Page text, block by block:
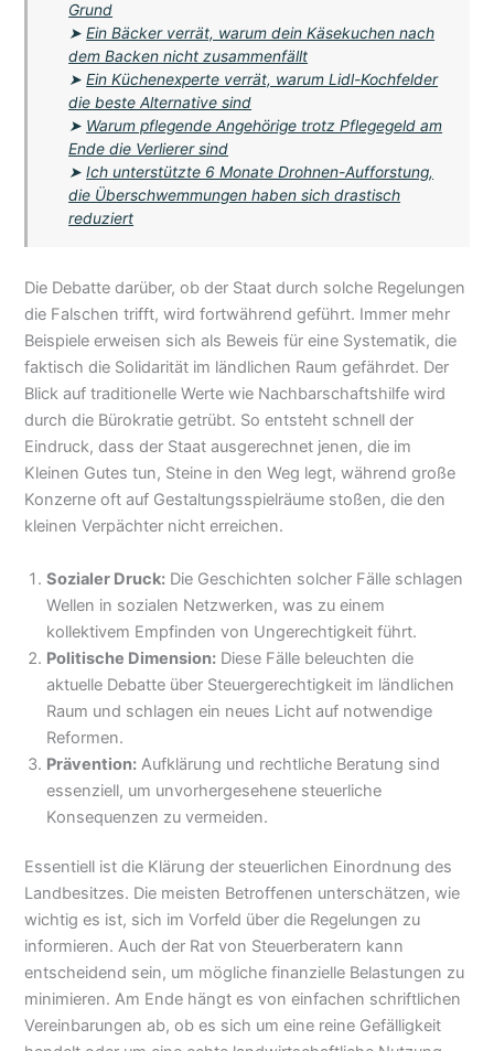
Grund
➤Ein Bäcker verrät, warum dein Käsekuchen nach
dem Backen nicht zusammenfällt
➤Ein Küchenexperte verrät, warum Lidl-Kochfelder
die beste Alternative sind
➤ Warum pflegende Angehörige trotz Pflegegeld am
Ende die Verlierer sind
➤Ich unterstützte 6 Monate Drohnen-Aufforstung,
die Überschwemmungen haben sich drastisch
reduziert
Die Debatte darüber, ob der Staat durch solche Regelungen
die Falschen trifft, wird fortwährend geführt. Immer mehr
Beispiele erweisen sich als Beweis für eine Systematik, die
faktisch die Solidarität im ländlichen Raum gefährdet. Der
Blick auf traditionelle Werte wie Nachbarschaftshilfe wird
durch die Bürokratie getrübt. So entsteht schnell der
Eindruck, dass der Staat ausgerechnet jenen, die im
Kleinen Gutes tun, Steine in den Weg legt, während große
Konzerne oft auf Gestaltungsspielräume stoßen, die den
kleinen Verpächter nicht erreichen.
Sozialer Druck: Die Geschichten solcher Fälle schlagen
Wellen in sozialen Netzwerken, was zu einem
kollektivem Empfinden von Ungerechtigkeit führt.
Politische Dimension: Diese Fälle beleuchten die
aktuelle Debatte über Steuergerechtigkeit im ländlichen
Raum und schlagen ein neues Licht auf notwendige
Reformen.
Prävention: Aufklärung und rechtliche Beratung sind
essenziell, um unvorhergesehene steuerliche
Konsequenzen zu vermeiden.
Essentiell ist die Klärung der steuerlichen Einordnung des
Landbesitzes. Die meisten Betroffenen unterschätzen, wie
wichtig es ist, sich im Vorfeld über die Regelungen zu
informieren. Auch der Rat von Steuerberatern kann
entscheidend sein, um mögliche finanzielle Belastungen zu
minimieren. Am Ende hängt es von einfachen schriftlichen
Vereinbarungen ab, ob es sich um eine reine Gefälligkeit